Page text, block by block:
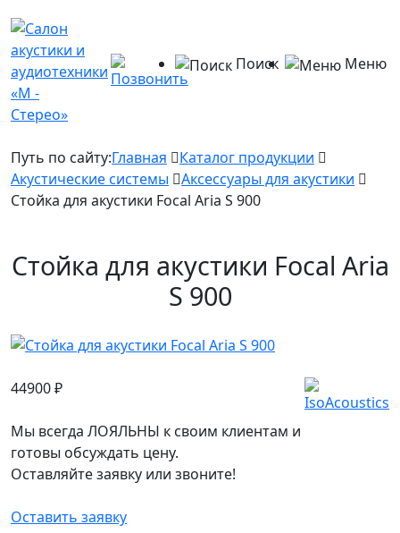
Меню
Поиск
Путь по сайту:Главная
Каталог продукции
Акустические системы
Аксессуары для акустики
Стойка для акустики Focal Aria S 900
Стойка для акустики Focal Aria
S 900
44900₽
Мы всегда ЛОЯЛЬНЫ к своим клиентам и
готовы обсуждать цену.
Оставляйте заявку или звоните!
Оставить заявку